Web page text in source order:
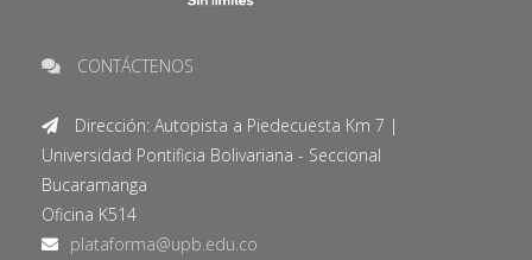
CONTÁCTENOS
Dirección: Autopista a Piedecuesta Km 7 |
Universidad Pontificia Bolivariana - Seccional
Bucaramanga
Oficina K514